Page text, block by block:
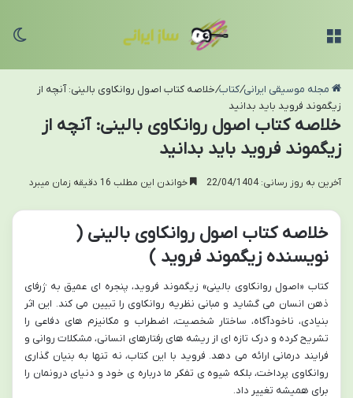
مجله موسیقی ایرانی/کتاب/خلاصه کتاب اصول روانکاوی بالینی: آنچه از
زیگموند فروید باید بدانید
خلاصه کتاب اصول روانکاوی بالینی: آنچه از
زیگموند فروید باید بدانید
آخرین به روز رسانی: 22/04/1404 خواندن این مطلب 16 دقیقه زمان میبرد
خلاصه کتاب اصول روانکاوی بالینی (
نویسنده زیگموند فروید )
کتاب «اصول روانکاوی بالینی» زیگموند فروید، پنجره ای عمیق به ژرفای
ذهن انسان می گشاید و مبانی نظریه روانکاوی را تبیین می کند. این اثر
بنیادی، ناخودآگاه، ساختار شخصیت، اضطراب و مکانیزم های دفاعی را
تشریح کرده و درک تازه ای از ریشه های رفتارهای انسانی، مشکلات روانی و
فرایند درمانی ارائه می دهد. فروید با این کتاب، نه تنها به بنیان گذاری
روانکاوی پرداخت، بلکه شیوه ی تفکر ما درباره ی خود و دنیای درونمان را
برای همیشه تغییر داد.